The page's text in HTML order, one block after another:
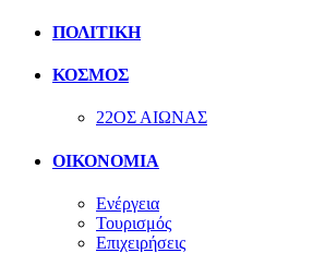
ΠΟΛΙΤΙΚΗ
ΚΟΣΜΟΣ
22ΟΣ ΑΙΩΝΑΣ
ΟΙΚΟΝΟΜΙΑ
Ενέργεια
Τουρισμός
Επιχειρήσεις